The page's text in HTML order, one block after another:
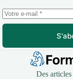
Des